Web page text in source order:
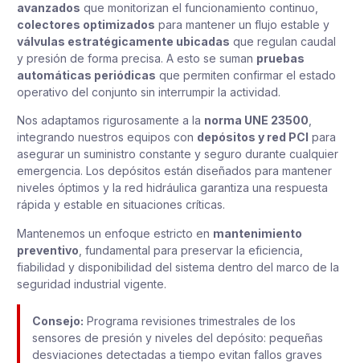
avanzados que monitorizan el funcionamiento continuo,
colectores optimizados para mantener un flujo estable y
válvulas estratégicamente ubicadas que regulan caudal
y presión de forma precisa. A esto se suman pruebas
automáticas periódicas que permiten confirmar el estado
operativo del conjunto sin interrumpir la actividad.
Nos adaptamos rigurosamente a la norma UNE 23500,
integrando nuestros equipos con depósitos y red PCI para
asegurar un suministro constante y seguro durante cualquier
emergencia. Los depósitos están diseñados para mantener
niveles óptimos y la red hidráulica garantiza una respuesta
rápida y estable en situaciones críticas.
Mantenemos un enfoque estricto en mantenimiento
preventivo , fundamental para preservar la eficiencia,
fiabilidad y disponibilidad del sistema dentro del marco de la
seguridad industrial vigente.
Consejo: Programa revisiones trimestrales de los
sensores de presión y niveles del depósito: pequeñas
desviaciones detectadas a tiempo evitan fallos graves